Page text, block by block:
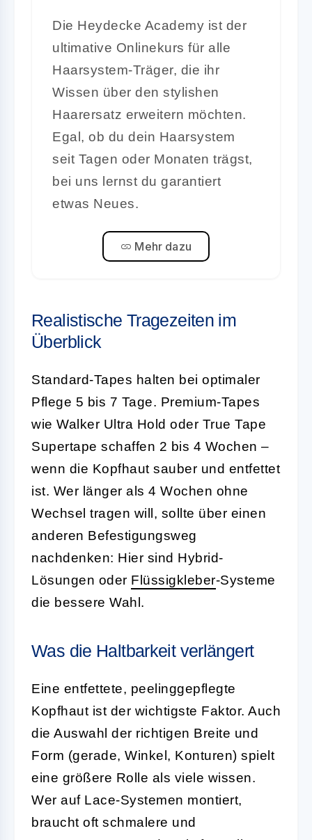
Die Heydecke Academy ist der
ultimative Onlinekurs für alle
Haarsystem-Träger, die ihr
Wissen über den stylishen
Haarersatz erweitern möchten.
Egal, ob du dein Haarsystem
seit Tagen oder Monaten trägst,
bei uns lernst du garantiert
etwas Neues.
Mehr dazu
Realistische Tragezeiten im
Überblick
Standard-Tapes halten bei optimaler
Pflege 5 bis 7 Tage. Premium-Tapes
wie Walker Ultra Hold oder True Tape
Supertape schaffen 2 bis 4 Wochen –
wenn die Kopfhaut sauber und entfettet
ist. Wer länger als 4 Wochen ohne
Wechsel tragen will, sollte über einen
anderen Befestigungsweg
nachdenken: Hier sind Hybrid-
Lösungen oder Flüssigkleber-Systeme
die bessere Wahl.
Was die Haltbarkeit verlängert
Eine entfettete, peelinggepflegte
Kopfhaut ist der wichtigste Faktor. Auch
die Auswahl der richtigen Breite und
Form (gerade, Winkel, Konturen) spielt
eine größere Rolle als viele wissen.
Wer auf Lace-Systemen montiert,
braucht oft schmalere und